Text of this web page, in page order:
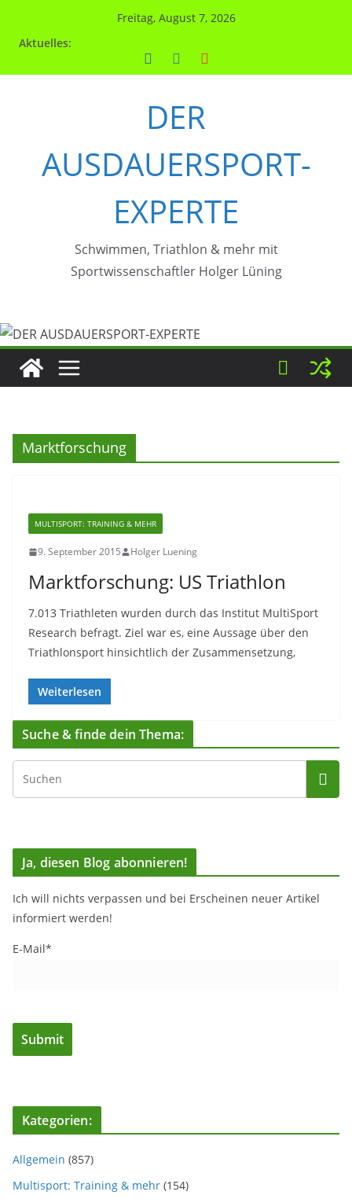
Freitag, August 7, 2026
Aktuelles:
DER
AUSDAUERSPORT-
EXPERTE
Schwimmen, Triathlon & mehr mit
Sportwissenschaftler Holger Lüning
Marktforschung
MULTISPORT: TRAINING & MEHR
9. September 2015 Holger Luening
Marktforschung: US Triathlon
7.013 Triathleten wurden durch das Institut MultiSport
Research befragt. Ziel war es, eine Aussage über den
Triathlonsport hinsichtlich der Zusammensetzung,
Weiterlesen
Suche & finde dein Thema:
Ja, diesen Blog abonnieren!
Ich will nichts verpassen und bei Erscheinen neuer Artikel
informiert werden!
E-Mail*
Kategorien:
Allgemein (857)
Multisport: Training & mehr (154)